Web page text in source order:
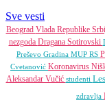
Sve vesti
Beograd Vlada Republike
nezgoda Dragana Sotirovski
Preševo Gradina MUP RS
Cvetanović Koronavirus
Aleksandar Vučić studenti
zdravlja